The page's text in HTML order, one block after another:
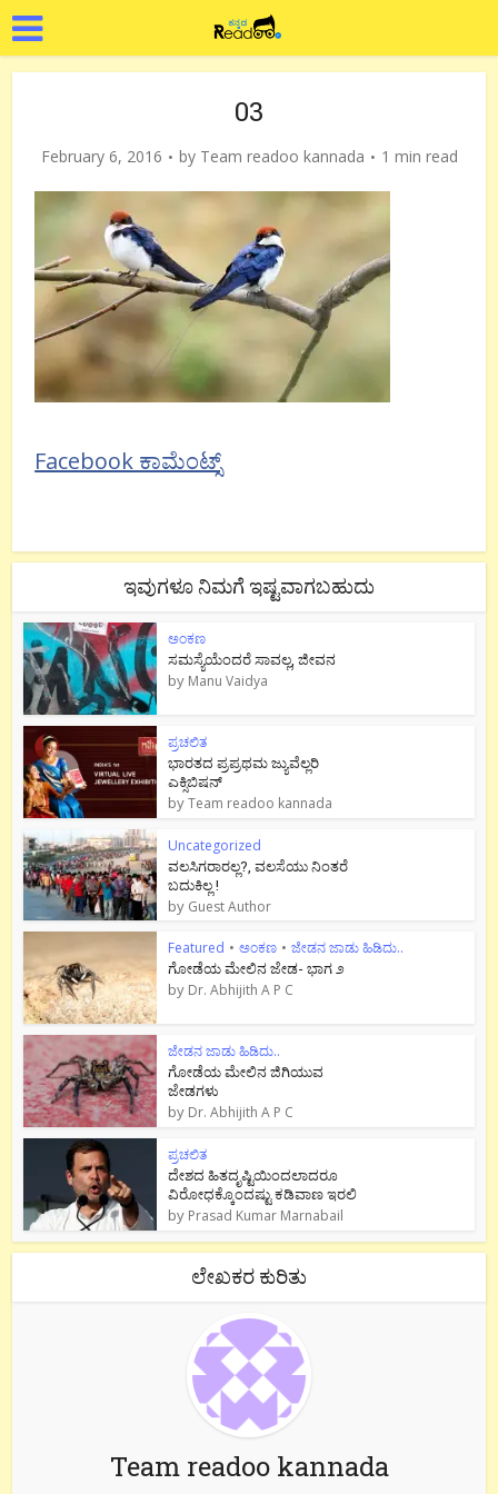
03
February 6, 2016 by Team readoo kannada 1 min read
Facebook ಕಾಮೆಂಟ್ಸ್
ಇವುಗಳೂ ನಿಮಗೆ ಇಷ್ಟವಾಗಬಹುದು
ಅಂಕಣ
ಸಮಸ್ಯೆಯೆಂದರೆ ಸಾವಲ್ಲ, ಜೀವನ
by Manu Vaidya
ಪ್ರಚಲಿತ
ಭಾರತದ ಪ್ರಪ್ರಥಮ ಜ್ಯುವೆಲ್ಲರಿ
ಎಕ್ಸಿಬಿಷನ್
byTeam readoo kannada
Uncategorized
ವಲಸಿಗರಾರಲ್ಲ?, ವಲಸೆಯು ನಿಂತರೆ
ಬದುಕಿಲ್ಲ !
by Guest Author
Featured • ಅಂಕಣ • ಜೇಡನ ಜಾಡು ಹಿಡಿದು..
ಗೋಡೆಯ ಮೇಲಿನ ಜೇಡ- ಭಾಗ ೨
by Dr. Abhijith A P C
ಜೇಡನ ಜಾಡು ಹಿಡಿದು..
ಗೋಡೆಯ ಮೇಲಿನ ಜಿಗಿಯುವ
ಜೇಡಗಳು
by Dr. Abhijith A P C
ಪ್ರಚಲಿತ
ದೇಶದ ಹಿತದೃಷ್ಟಿಯಿಂದಲಾದರೂ
ವಿರೋಧಕ್ಕೊಂದಷ್ಟು ಕಡಿವಾಣ ಇರಲಿ
by Prasad Kumar Marnabail
ಲೇಖಕರ ಕುರಿತು
Team readoo kannada